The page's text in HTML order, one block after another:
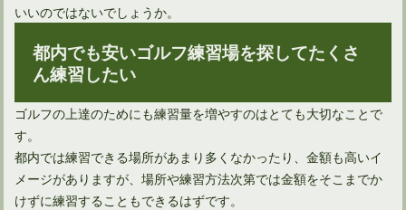
いいのではないでしょうか。
都内でも安いゴルフ練習場を探してたくさ
ん練習したい
ゴルフの上達のためにも練習量を増やすのはとても大切なことで
す。
都内では練習できる場所があまり多くなかったり、金額も高いイ
メージがありますが、場所や練習方法次第では金額をそこまでか
けずに練習することもできるはずです。